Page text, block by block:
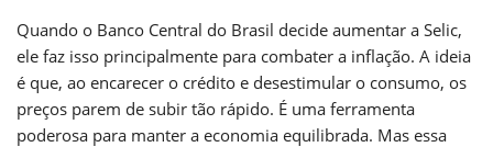
Quando o Banco Central do Brasil decide aumentar a Selic,
ele faz isso principalmente para combater a inflação. A ideia
é que, ao encarecer o crédito e desestimular o consumo, os
preços parem de subir tão rápido. É uma ferramenta
poderosa para manter a economia equilibrada. Mas essa